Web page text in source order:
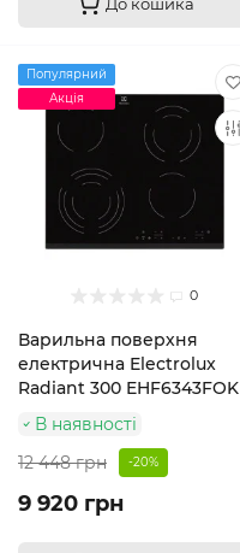
Популярний
Акція
0
Варильна поверхня
електрична Electrolux
Radiant 300 EHF6343FOK
В наявності
12 448 грн
-20%
9 920 грн